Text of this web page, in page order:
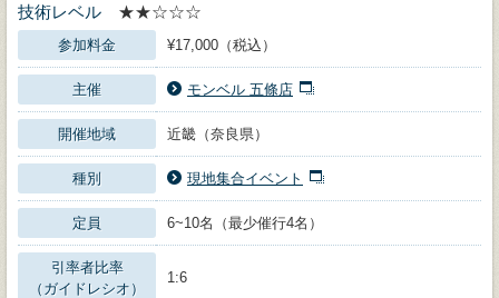
技術レベル
★★☆☆☆
参加料金 ¥17,000（税込）
主催 モンベル 五條店
開催地域 近畿（奈良県）
種別 現地集合イベント
定員 6~10名（最少催行4名）
引率者比率
（ガイドレシオ）
1:6